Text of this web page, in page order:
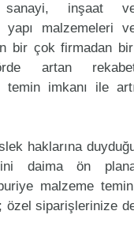
sanayi, inşaat
yapı malzemeleri
bir çok firmadan
artan
temin imkanı ile
haklarına
daima ön
malzeme
özel siparişlerinize